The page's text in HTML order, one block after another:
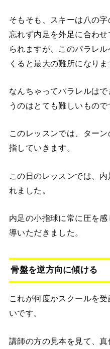
そもそも、スキーは八の
忘れず内足を外足に合わ
られますが、このパラレ
くると最大の難所になりま
なんちゃってパラレルは
うのはとても難しいもので
このレッスンでは、ター
指していきます。
この日のレッスンでは、
れました。
内足の小指球に常に圧を
導いただきました。
骨盤を逆方向に傾ける
これが何度かスクールを
いです。
講師の方の見本を見て、真